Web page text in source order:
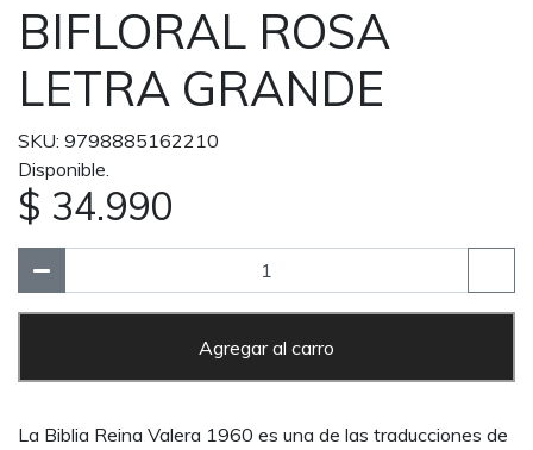
BIFLORAL ROSA
LETRA GRANDE
SKU: 9798885162210
Disponible.
$ 34.990
Agregar al carro
La Biblia Reina Valera 1960 es una de las traducciones de